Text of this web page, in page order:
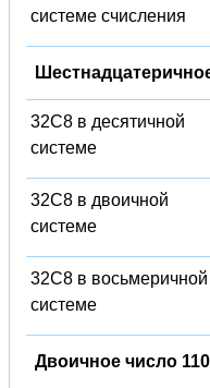
системе счисления
32C8 в десятичной
системе
32C8 в двоичной
системе
32C8 в восьмеричной
системе
Двоичное число